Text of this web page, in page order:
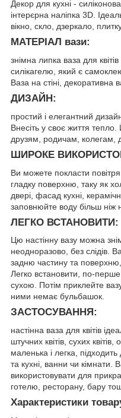
Декор для кухні -
інтерєрна наліпка 3D.
вікно, скло, дзеркало,
МАТЕРІАЛ вази:
знімна липка ваза для
силікагелю, який є
Ваза на стіні, декоративна
ДИЗАЙН:
простий і елегантний
Внесіть у своє життя
друзям, родичам, колегам,
ШИРОКЕ
Ви можете покласти
гладку поверхню, таку як
двері, фасад кухні,
заповнюйте воду більш ніж
ЛЕГКО ВСТАНОВИТИ:
Цю настінну вазу можна
неодноразово, без слідів.
задню частину та поверхню,
Легко встановити, по-перше,
сухою. Потім приклейте
ними немає бульбашок.
ЗАСТОСУВАННЯ:
настінна ваза для квітів
штучних квітів, сухих
маленька і легка,
та кухні, ванни чи кімнати.
використовувати для
готелю, ресторану, бару
Характеристики